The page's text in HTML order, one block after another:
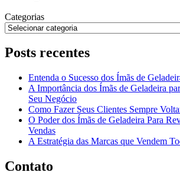
Categorias
Posts recentes
Entenda o Sucesso dos Ímãs de
A Importância dos Ímãs de Geladeira
Seu Negócio
Como Fazer Seus Clientes Sempre
O Poder dos Ímãs de Geladeira Para
Vendas
A Estratégia das Marcas que Vendem
Contato